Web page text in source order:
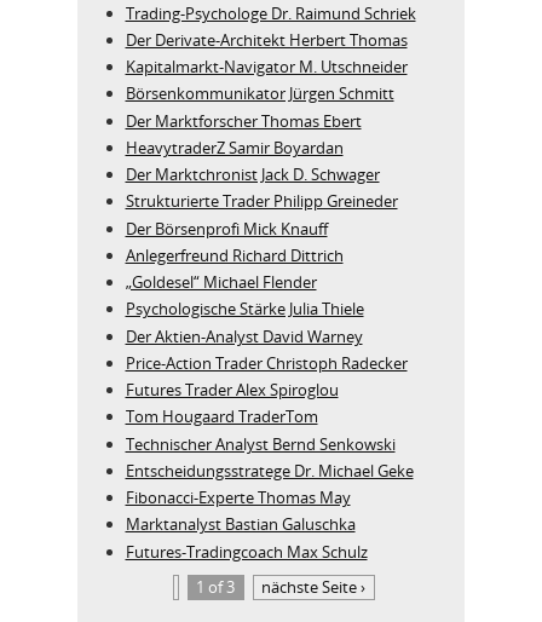
Trading-Psychologe Dr. Raimund Schriek
Der Derivate‑Architekt Herbert Thomas
Kapitalmarkt-Navigator M. Utschneider
Börsenkommunikator Jürgen Schmitt
Der Marktforscher Thomas Ebert
HeavytraderZ Samir Boyardan
Der Marktchronist Jack D. Schwager
Strukturierte Trader Philipp Greineder
Der Börsenprofi Mick Knauff
Anlegerfreund Richard Dittrich
„Goldesel“ Michael Flender
Psychologische Stärke Julia Thiele
Der Aktien-Analyst David Warney
Price-Action Trader Christoph Radecker
Futures Trader Alex Spiroglou
Tom Hougaard TraderTom
Technischer Analyst Bernd Senkowski
Entscheidungsstratege Dr. Michael Geke
Fibonacci-Experte Thomas May
Marktanalyst Bastian Galuschka
Futures-Tradingcoach Max Schulz
1 of 3
nächste Seite ›